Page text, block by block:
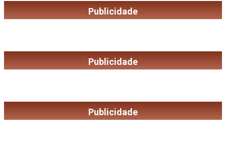
Publicidade
Publicidade
Publicidade